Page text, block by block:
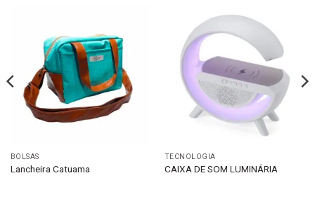
BOLSAS
Lancheira Catuama
TECNOLOGIA
CAIXA DE SOM LUMINÁRIA